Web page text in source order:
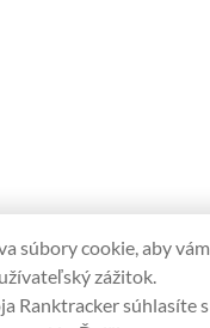
súbory cookie, aby vám
zážitok.
Ranktracker súhlasíte s